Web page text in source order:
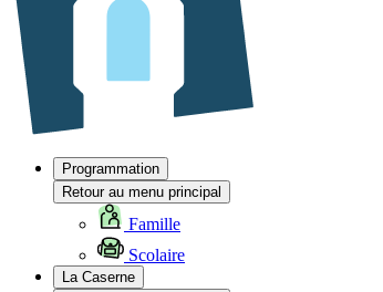
Programmation
Retour au menu principal
Famille
Scolaire
La Caserne